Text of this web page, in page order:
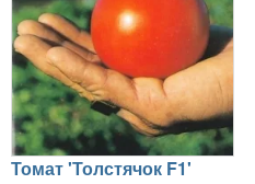
Томат 'Толстячок F1'